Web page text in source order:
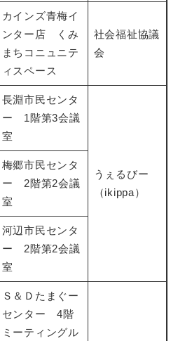
カインズ青梅イ
ンター店 くみ
まちコニュニテ
ィスペース
社会福祉協議
会
長淵市民センタ
ー 1階第3会議
室
うぇるびー
（ikippa）
梅郷市民センタ
ー 2階第2会議
室
河辺市民センタ
ー 2階第2会議
室
Ｓ＆Ｄたまぐー
センター 4階
ミーティングル